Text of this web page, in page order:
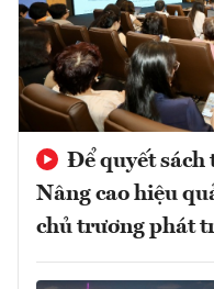
Để quyết sách
Nâng cao hiệu
chủ trương phát